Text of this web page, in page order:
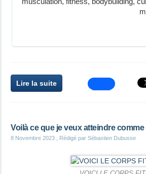
Lire la suite
Voilà ce que je veux atteindre
8 Novembre 2023 , Rédigé par Sébastien Dubusse